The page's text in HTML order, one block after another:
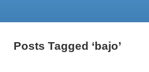
Posts Tagged ‘bajo’